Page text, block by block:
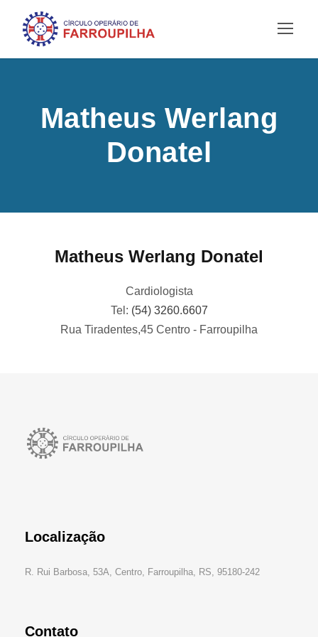
Matheus Werlang
Donatel
Matheus Werlang Donatel
Cardiologista
Tel: (54) 3260.6607
Rua Tiradentes,45 Centro - Farroupilha
Localização
R. Rui Barbosa, 53A, Centro, Farroupilha, RS, 95180-242
Contato